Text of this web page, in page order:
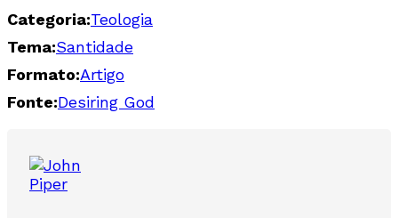
Categoria:Teologia
Tema:Santidade
Formato:Artigo
Fonte:Desiring God